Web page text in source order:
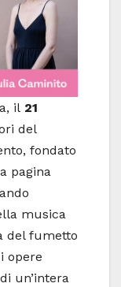
il 21
del
fondato
pagina
musica
del fumetto
opere
un’intera